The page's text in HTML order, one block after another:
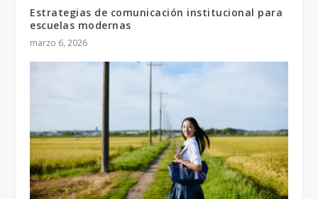
Estrategias de comunicación institucional para
escuelas modernas
marzo 6, 2026